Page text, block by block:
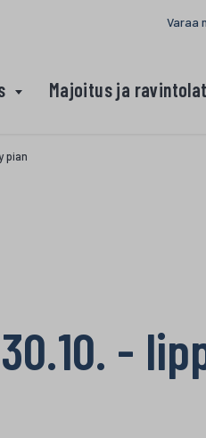
Varaa
Majoitus ja ravintolat
pian
-